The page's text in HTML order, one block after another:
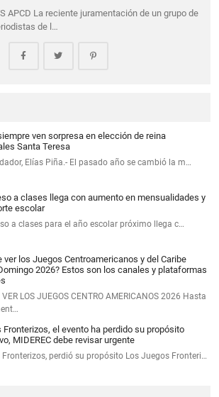
APCD La reciente juramentación de un grupo de
de l…
ven sorpresa en elección de reina
Santa Teresa
Elías Piña.- El pasado año se cambió la m…
a clases llega con aumento en mensualidades y
escolar
a clases para el año escolar próximo llega c…
ver los Juegos Centroamericanos y del Caribe
2026? Estos son los canales y plataformas
VER LOS JUEGOS CENTRO AMERICANOS 2026 Hasta
Fronterizos, el evento ha perdido su propósito
MIDEREC debe revisar urgente
perdió su propósito Los Juegos Fronteri…